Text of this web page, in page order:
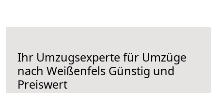
Ihr Umzugsexperte für Umzüge
nach Weißenfels Günstig und
Preiswert